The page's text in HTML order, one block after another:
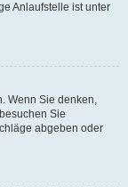
Anlaufstelle ist unter
Wenn Sie denken,
Sie
abgeben oder